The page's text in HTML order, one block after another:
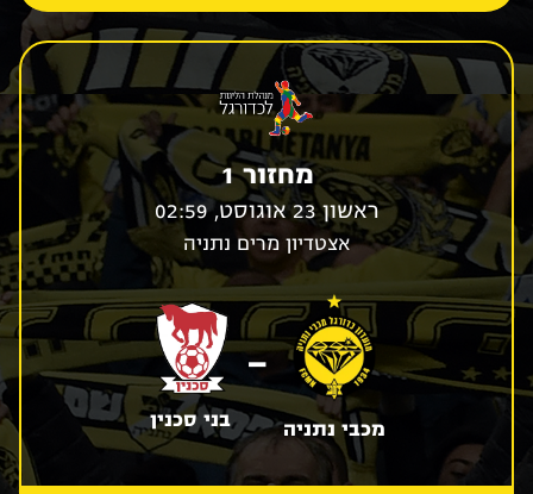
מחזור 1
ראשון 23 אוגוסט, 02:59
אצטדיון מרים נתניה
מכבי נתניה
-
בני סכנין